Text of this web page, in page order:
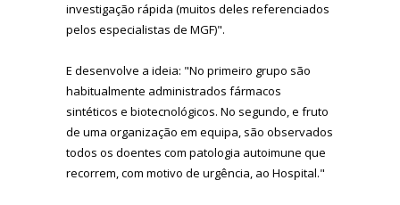
investigação rápida (muitos deles referenciados
pelos especialistas de MGF)".
E desenvolve a ideia: "No primeiro grupo são
habitualmente administrados fármacos
sintéticos e biotecnológicos. No segundo, e fruto
de uma organização em equipa, são observados
todos os doentes com patologia autoimune que
recorrem, com motivo de urgência, ao Hospital."